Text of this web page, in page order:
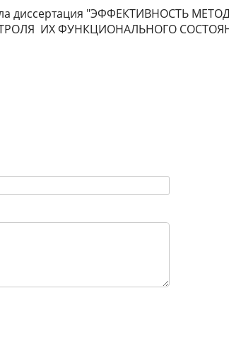
диссертация "ЭФФЕКТИВНОСТЬ
ИХ ФУНКЦИОНАЛЬНОГО СОСТОЯНИЯ "